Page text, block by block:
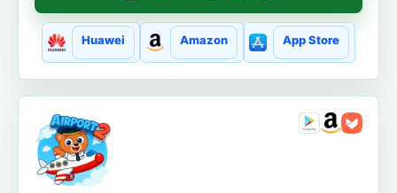
Huawei Amazon App Store